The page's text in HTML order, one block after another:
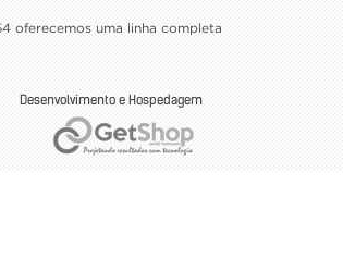
oferecemos uma linha completa
Desenvolvimento e Hospedagem